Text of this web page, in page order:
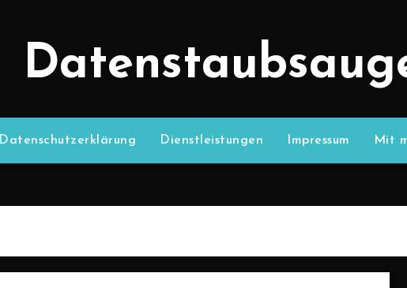
Datenschutzerklärung Dienstleistungen Impressum Mit